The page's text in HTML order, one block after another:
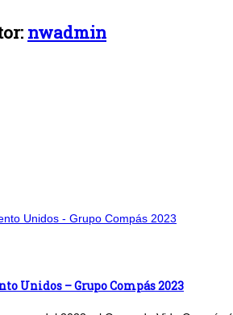
nwadmin
Unidos – Grupo Compás 2023